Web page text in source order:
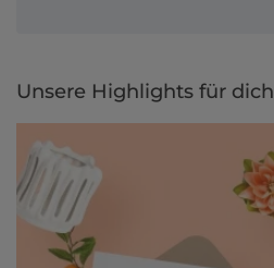
Unsere Highlights für dich